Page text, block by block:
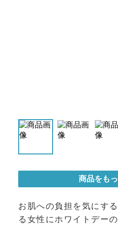
お肌への負担を気にす
る女性にホワイトデー